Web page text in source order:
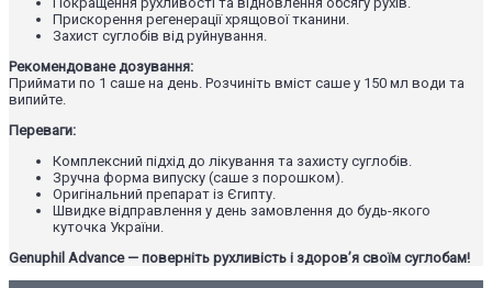
Прискорення регенерації хрящової тканини.
Захист суглобів від руйнування.
Рекомендоване дозування:
Приймати по 1 саше на день. Розчиніть вміст саше у 150 мл води та
випийте.
Переваги:
Комплексний підхід до лікування та захисту суглобів.
Зручна форма випуску (саше з порошком).
Оригінальний препарат із Єгипту.
Швидке відправлення у день замовлення до будь-якого
куточка України.
Genuphil Advance — поверніть рухливість і здоров’я своїм суглобам!